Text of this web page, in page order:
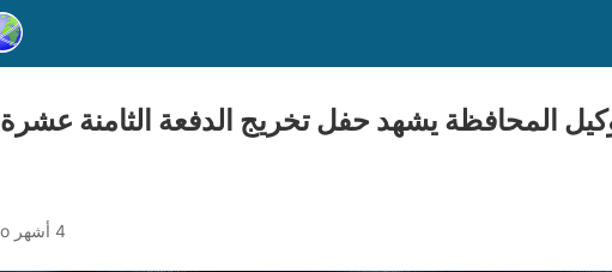
المحافظة يشهد حفل تخريج الدفعة الثامنة عشرة
4 أشهر ago